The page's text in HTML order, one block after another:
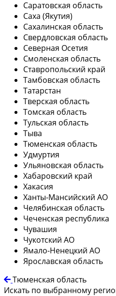
Саратовская область
Саха (Якутия)
Сахалинская область
Свердловская область
Северная Осетия
Смоленская область
Ставропольский край
Тамбовская область
Татарстан
Тверская область
Томская область
Тульская область
Тыва
Тюменская область
Удмуртия
Ульяновская область
Хабаровский край
Хакасия
Ханты-Мансийский АО
Челябинская область
Чеченская республика
Чувашия
Чукотский АО
Ямало-Ненецкий АО
Ярославская область
Тюменская область
Искать по выбранному